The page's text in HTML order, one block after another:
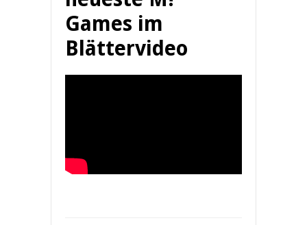
Games im
Blättervideo